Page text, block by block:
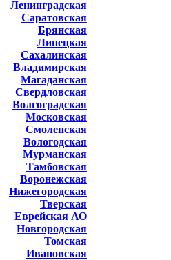
Ленинградская
Саратовская
Брянская
Липецкая
Сахалинская
Владимирская
Магаданская
Свердловская
Волгоградская
Московская
Смоленская
Вологодская
Мурманская
Тамбовская
Воронежская
Нижегородская
Тверская
Еврейская АО
Новгородская
Томская
Ивановская